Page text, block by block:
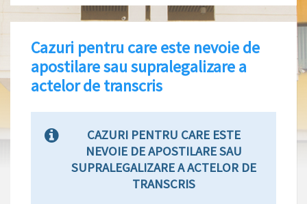
Cazuri pentru care este nevoie de
apostilare sau supralegalizare a
actelor de transcris
CAZURI PENTRU CARE ESTE
NEVOIE DE APOSTILARE SAU
SUPRALEGALIZARE A ACTELOR DE
TRANSCRIS